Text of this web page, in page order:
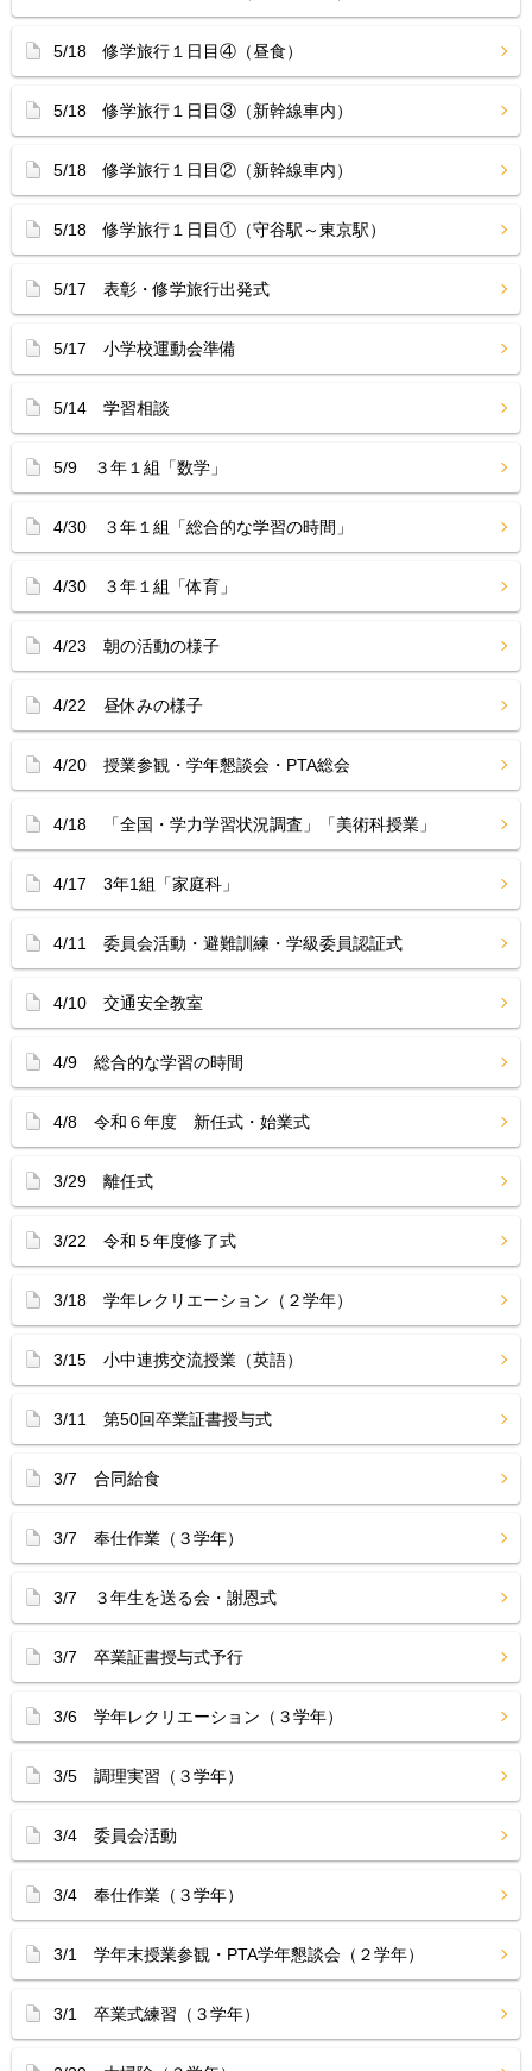
5/18 修学旅行１日目④（昼食）
5/18 修学旅行１日目③（新幹線車内）
5/18 修学旅行１日目②（新幹線車内）
5/18 修学旅行１日目①（守谷駅～東京駅）
5/17 表彰・修学旅行出発式
5/17 小学校運動会準備
5/14 学習相談
5/9 ３年１組「数学」
4/30 ３年１組「総合的な学習の時間」
4/30 ３年１組「体育」
4/23 朝の活動の様子
4/22 昼休みの様子
4/20 授業参観・学年懇談会・PTA総会
4/18 「全国・学力学習状況調査」「美術科授業」
4/17 3年1組「家庭科」
4/11 委員会活動・避難訓練・学級委員認証式
4/10 交通安全教室
4/9 総合的な学習の時間
4/8 令和６年度 新任式・始業式
3/29 離任式
3/22 令和５年度修了式
3/18 学年レクリエーション（２学年）
3/15 小中連携交流授業（英語）
3/11 第50回卒業証書授与式
3/7 合同給食
3/7 奉仕作業（３学年）
3/7 ３年生を送る会・謝恩式
3/7 卒業証書授与式予行
3/6 学年レクリエーション（３学年）
3/5 調理実習（３学年）
3/4 委員会活動
3/4 奉仕作業（３学年）
3/1 学年末授業参観・PTA学年懇談会（２学年）
3/1 卒業式練習（３学年）